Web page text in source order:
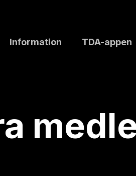
Information TDA-appen